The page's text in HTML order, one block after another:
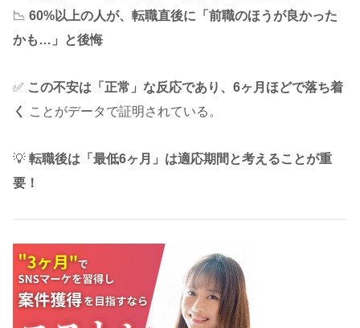
📉 60%以上の人が、転職直後に「前職のほうが良かった
かも…」と後悔
✅ この不安は「正常」な反応であり、6ヶ月ほどで落ち着
く
ことがデータで証明されている。
💡 転職後は「最低6ヶ月」は適応期間と考えることが重
要！